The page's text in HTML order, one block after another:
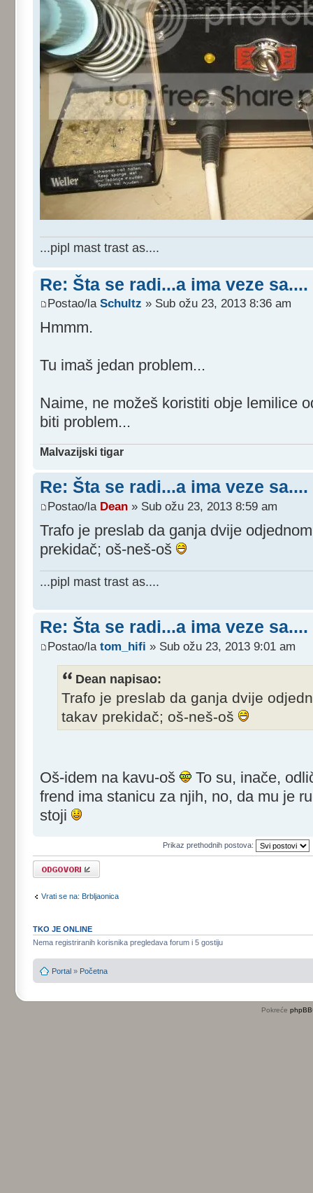
...pipl mast trast as....
Re: Šta se radi...a ima veze sa....
Postao/la Schultz » Sub ožu 23, 2013 8:36 am
Hmmm.
Tu imaš jedan problem...
Naime, ne možeš koristiti obje lemilice
biti problem...
Malvazijski tigar
Re: Šta se radi...a ima veze sa....
Postao/la Dean » Sub ožu 23, 2013 8:59 am
Trafo je preslab da ganja dvije
prekidač; oš-neš-oš
...pipl mast trast as....
Re: Šta se radi...a ima veze sa....
Postao/la tom_hifi » Sub ožu 23, 2013 9:01 am
Dean napisao:
Trafo je preslab da ganja dvije
takav prekidač; oš-neš-oš
Oš-idem na kavu-oš
To su, inače,
frend ima stanicu za njih, no, da mu je
stoji
Prikaz prethodnih postova:
Odgovori
Vrati se na: Brbljaonica
TKO JE ONLINE
Nema registriranih korisnika pregledava forum i 5 gostiju
Portal » Početna
Pokreće phpBB